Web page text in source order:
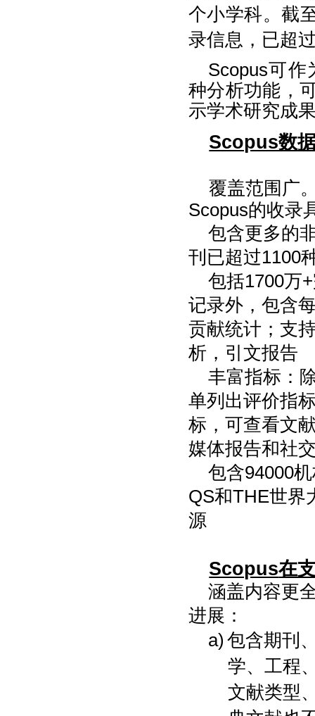
个小学科。截
录信息，已超
Scopus可
种分析功能，
示学术研究成
Scopus数
覆盖范围 广
Scopus的收录
包含更多的
刊 已超过1100
包括1700万+
记录外， 包含
贡献统计； 支
析，引文报告
丰富指标：
单列 出评价指
标 ，可查看文
媒体报告和社
包含94000
QS和THE世界
源
Scopus在
涵盖内容更
进展：
a) 包含期刊
学、工程
文献类型